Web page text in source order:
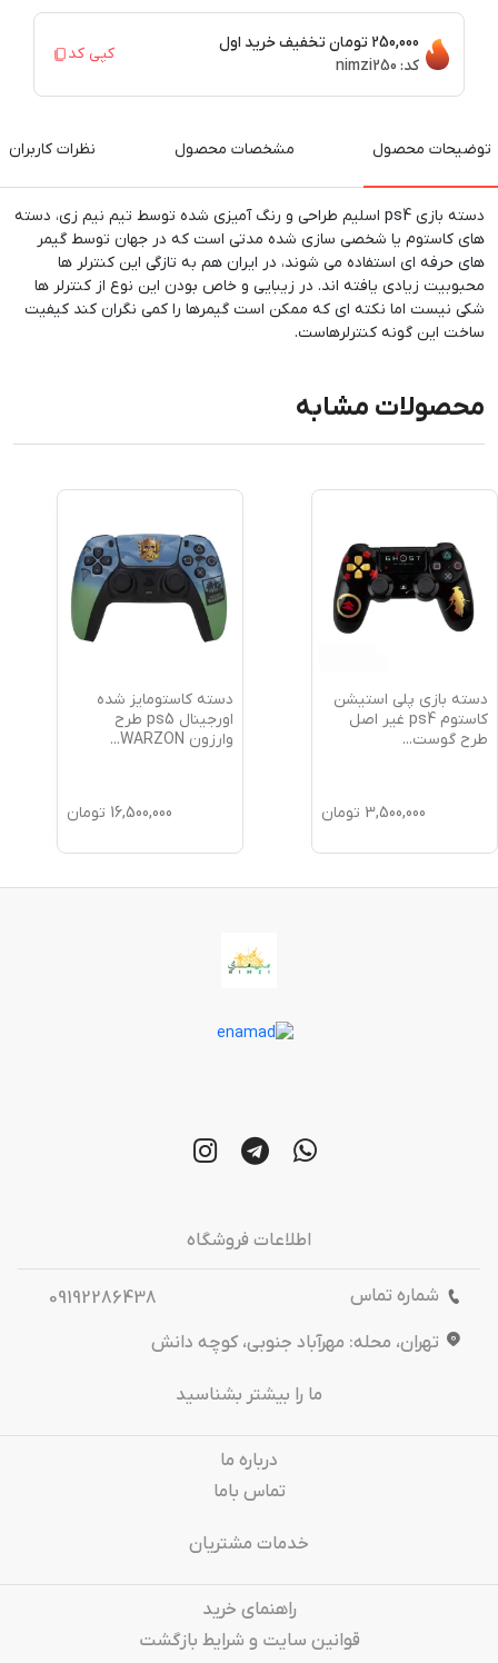
250,000 تومان
تخفیف خرید اول
کد: nimzi250
کپی کد
توضیحات محصول مشخصات محصول نظرات کاربران
دسته بازی ps4 اسلیم طراحی و رنگ آمیزی شده توسط تیم نیم زی، دسته
های کاستوم یا شخصی سازی شده مدتی است که در جهان توسط گیمر
های حرفه ای استفاده می شوند، در ایران هم به تازگی این کنترلر ها
محبوبیت زیادی یافته اند. در زیبایی و خاص بودن این نوع از کنترلر ها
شکی نیست اما نکته ای که ممکن است گیمرها را کمی نگران کند کیفیت
ساخت این گونه کنترلرهاست.
محصولات مشابه
دسته بازی پلی استیشن
کاستوم ps4 غیر اصل
طرح گوست...
3,500,000 تومان
دسته کاستومایز شده
اورجینال ps5 طرح
وارزون WARZON
...
16,500,000 تومان
اطلاعات فروشگاه
شماره تماس
09192286438
تهران، محله: مهرآباد جنوبی، کوچه دانش
ما را بیشتر بشناسید
درباره‌ ما
تماس باما
خدمات مشتریان
راهنمای خرید
قوانین سایت و شرایط بازگشت